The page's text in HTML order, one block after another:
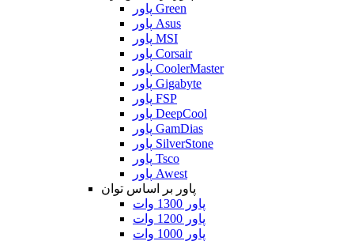
پاور Green
پاور Asus
پاور MSI
پاور Corsair
پاور CoolerMaster
پاور Gigabyte
پاور FSP
پاور DeepCool
پاور GamDias
پاور SilverStone
پاور Tsco
پاور Awest
پاور بر اساس توان
پاور 1300 وات
پاور 1200 وات
پاور 1000 وات